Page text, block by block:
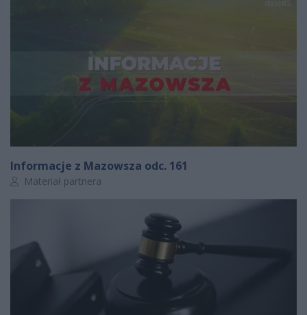
Informacje z Mazowsza odc. 161
Autor artykułu:
Materiał partnera